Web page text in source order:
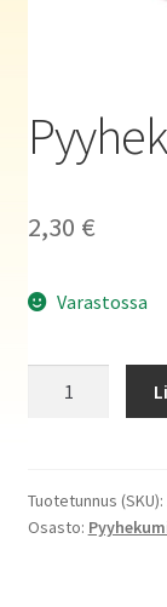
2,30 €
Varastossa
Tuotetunnus (SKU):
Osasto: